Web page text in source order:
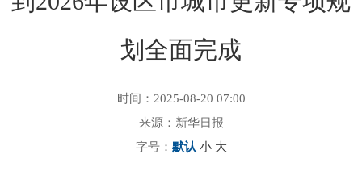
划全面完成
时间：2025-08-20 07:00
来源：新华日报
字号： 默认 小 大